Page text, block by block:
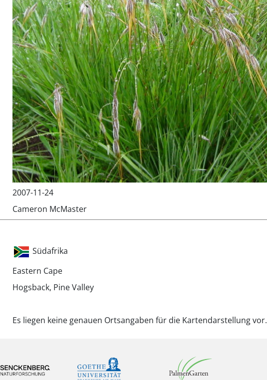
2007-11-24
Cameron McMaster
Südafrika
Eastern Cape
Hogsback, Pine Valley
Es liegen keine genauen Ortsangaben für die Kartendarstellung vor.